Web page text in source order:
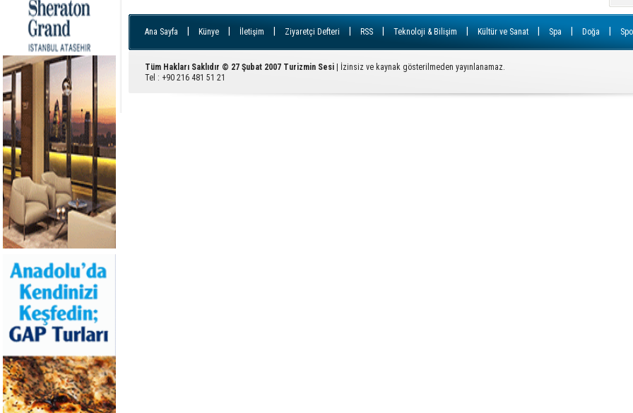
Ana Sayfa Künye İletişim Ziyaretçi Defteri RSS Teknoloji & Bilişim Kültür ve Sanat Spa Doğa
Tüm Hakları Saklıdır © 27 Şubat 2007 Turizmin Sesi | İzinsiz ve kaynak gösterilmeden yayınlanamaz.
Tel : +90 216 481 51 21